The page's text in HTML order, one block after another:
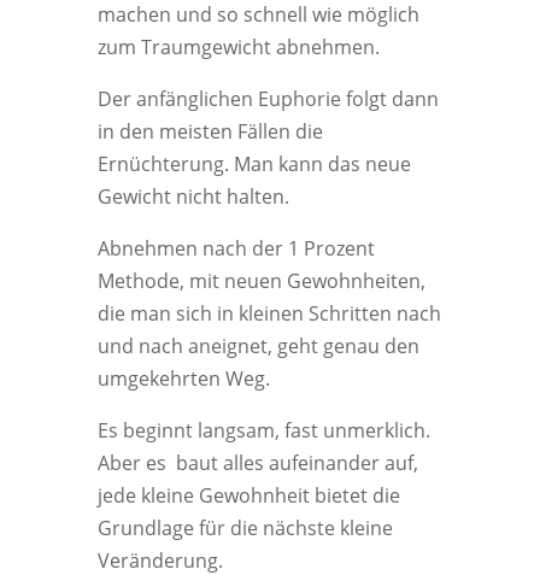
machen und so schnell wie möglich
zum Traumgewicht abnehmen.
Der anfänglichen Euphorie folgt dann
in den meisten Fällen die
Ernüchterung. Man kann das neue
Gewicht nicht halten.
Abnehmen nach der 1 Prozent
Methode, mit neuen Gewohnheiten,
die man sich in kleinen Schritten nach
und nach aneignet, geht genau den
umgekehrten Weg.
Es beginnt langsam, fast unmerklich.
Aber es baut alles aufeinander auf,
jede kleine Gewohnheit bietet die
Grundlage für die nächste kleine
Veränderung.